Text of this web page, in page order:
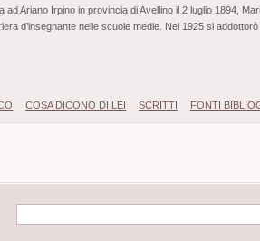
ad Ariano Irpino in provincia di Avellino il 2 luglio 1894,
d’insegnante nelle scuole medie. Nel 1925 si
COSA DICONO DI LEI SCRITTI FONTI